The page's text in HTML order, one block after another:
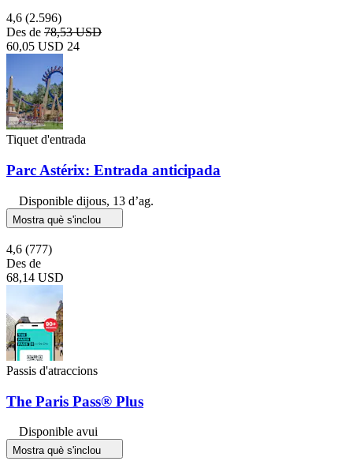
4,6 (2.596)
Des de 78,53 USD
60,05 USD 24
Tiquet d'entrada
Parc Astérix: Entrada anticipada
Disponible dijous, 13 d’ag.
Mostra què s'inclou
4,6 (777)
Des de
68,14 USD
Passis d'atraccions
The Paris Pass® Plus
Disponible avui
Mostra què s'inclou